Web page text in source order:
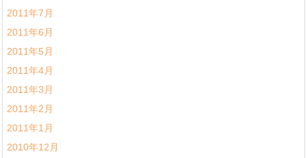
2011年7月
2011年6月
2011年5月
2011年4月
2011年3月
2011年2月
2011年1月
2010年12月